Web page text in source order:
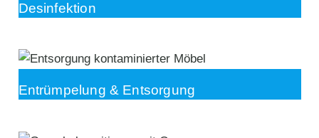
Desinfektion
Entrümpelung & Entsorgung